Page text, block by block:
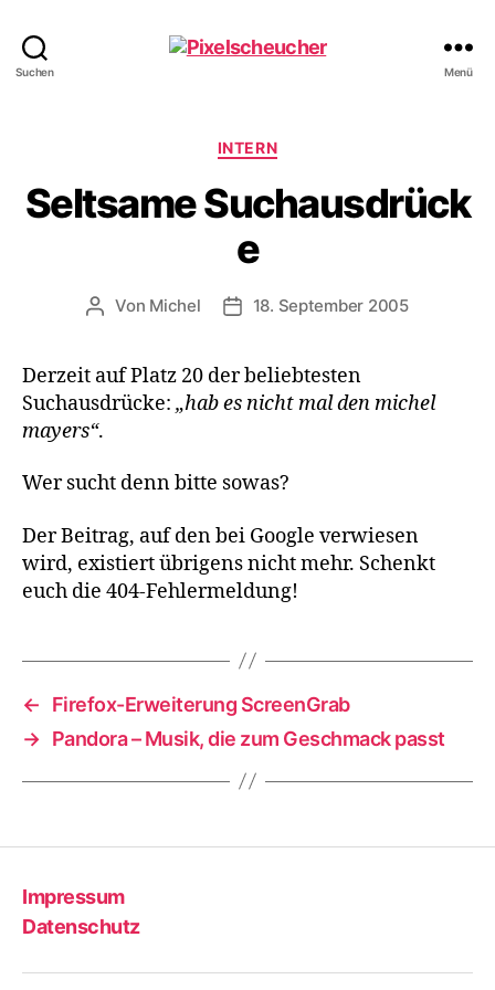
Suchen Menü
Kategorien
INTERN
Seltsame Suchausdrück
e
Beitragsautor
Von Michel Veröffentlichungsdatum
18. September 2005
Derzeit auf Platz 20 der beliebtesten
Suchausdrücke: hab es nicht mal den michel
mayers .
Wer sucht denn bitte sowas?
Der Beitrag, auf den bei Google verwiesen
wird, existiert übrigens nicht mehr. Schenkt
euch die 404-Fehlermeldung!
←
Firefox-Erweiterung ScreenGrab
→ Pandora – Musik, die zum Geschmack passt
Impressum
Datenschutz